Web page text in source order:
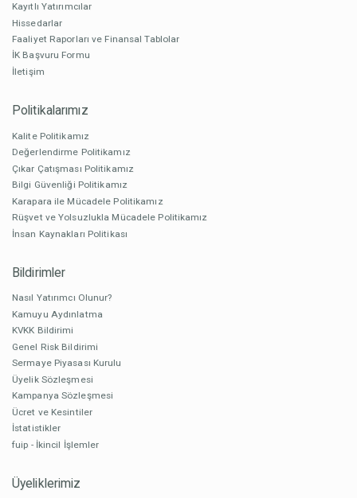
Kayıtlı Yatırımcılar
Hissedarlar
Faaliyet Raporları ve Finansal Tablolar
İK Başvuru Formu
İletişim
Politikalarımız
Kalite Politikamız
Değerlendirme Politikamız
Çıkar Çatışması Politikamız
Bilgi Güvenliği Politikamız
Karapara ile Mücadele Politikamız
Rüşvet ve Yolsuzlukla Mücadele Politikamız
İnsan Kaynakları Politikası
Bildirimler
Nasıl Yatırımcı Olunur?
Kamuyu Aydınlatma
KVKK Bildirimi
Genel Risk Bildirimi
Sermaye Piyasası Kurulu
Üyelik Sözleşmesi
Kampanya Sözleşmesi
Ücret ve Kesintiler
İstatistikler
fuip - İkincil İşlemler
Üyeliklerimiz